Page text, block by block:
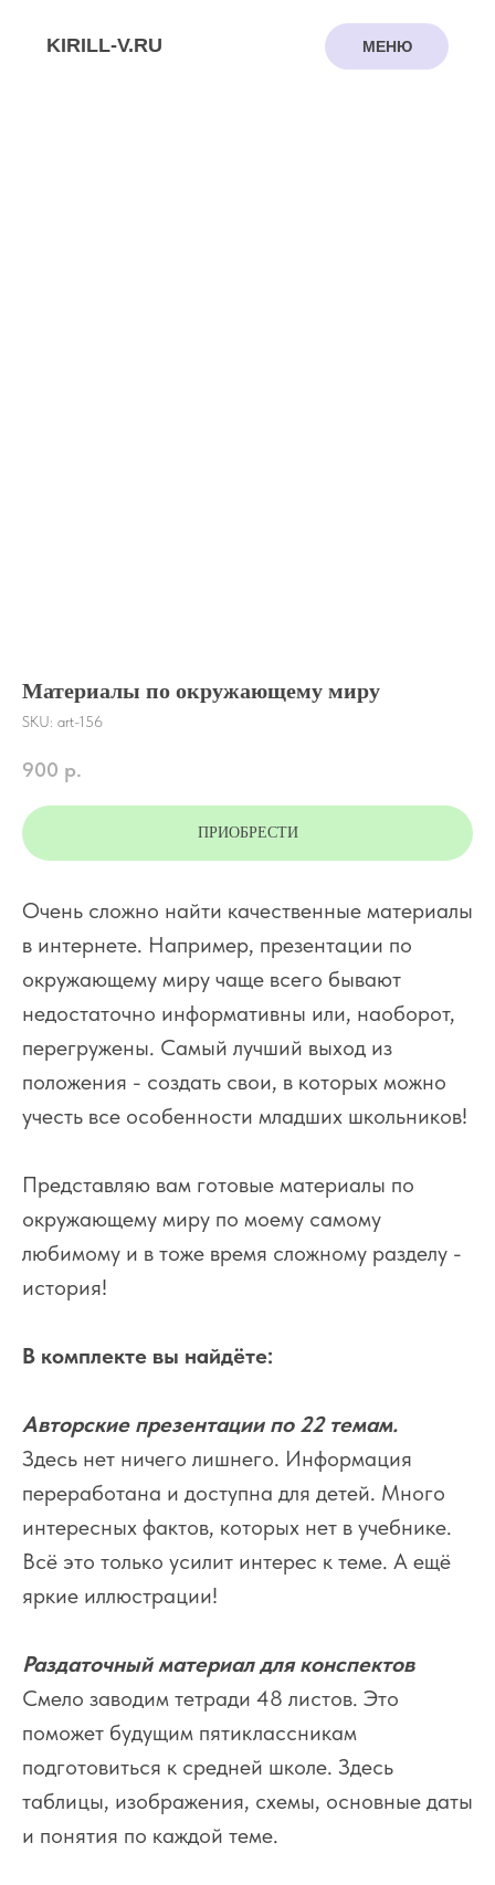
Материалы по окружающему миру
SKU: art-156
900 р.
ПРИОБРЕСТИ
Очень сложно найти качественные материалы
в интернете. Например, презентации по
окружающему миру чаще всего бывают
недостаточно информативны или, наоборот,
перегружены. Самый лучший выход из
положения - создать свои, в которых можно
учесть все особенности младших школьников!
Представляю вам готовые материалы по
окружающему миру по моему самому
любимому и в тоже время сложному разделу -
история!
В комплекте вы найдёте:
Авторские презентации по 22 темам.
Здесь нет ничего лишнего. Информация
переработана и доступна для детей. Много
интересных фактов, которых нет в учебнике.
Всё это только усилит интерес к теме. А ещё
яркие иллюстрации!
Раздаточный материал для конспектов
Смело заводим тетради 48 листов. Это
поможет будущим пятиклассникам
подготовиться к средней школе. Здесь
таблицы, изображения, схемы, основные даты
и понятия по каждой теме.